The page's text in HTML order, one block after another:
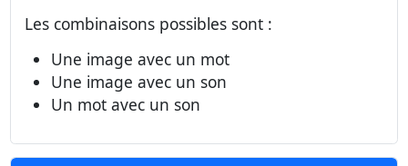
Les combinaisons possibles sont :
Une image avec un mot
Une image avec un son
Un mot avec un son